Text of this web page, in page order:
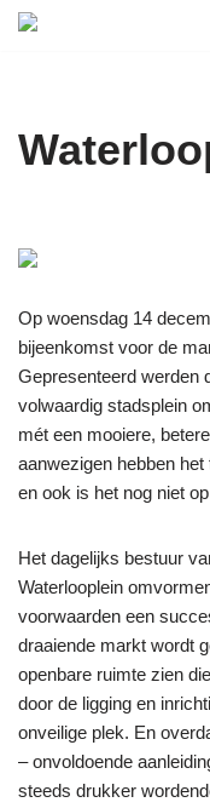
inhoud
Op woensdag 14
bijeenkomst voor de
Gepresenteerd werden
volwaardig stadsplein
mét een mooiere,
aanwezigen hebben
en ook is het nog niet
Het dagelijks bestuur
Waterlooplein
voorwaarden een
draaiende markt wordt
openbare ruimte zien
door de ligging en
onveilige plek. En
– onvoldoende
steeds drukker